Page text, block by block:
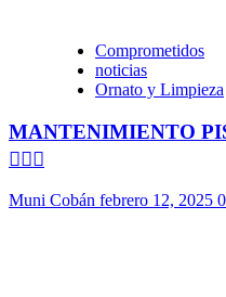
Comprometidos
noticias
Ornato y Limpieza
MANTENIMIENTO
🏃🏻‍♀️
Muni Cobán febrero 12, 2025 0